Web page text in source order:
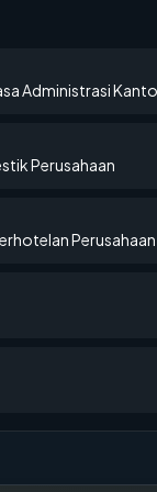
Administrasi
Perusahaan
Perusahaan